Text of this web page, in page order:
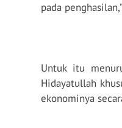
pada
Untuk itu
Hidayatullah
ekonominya